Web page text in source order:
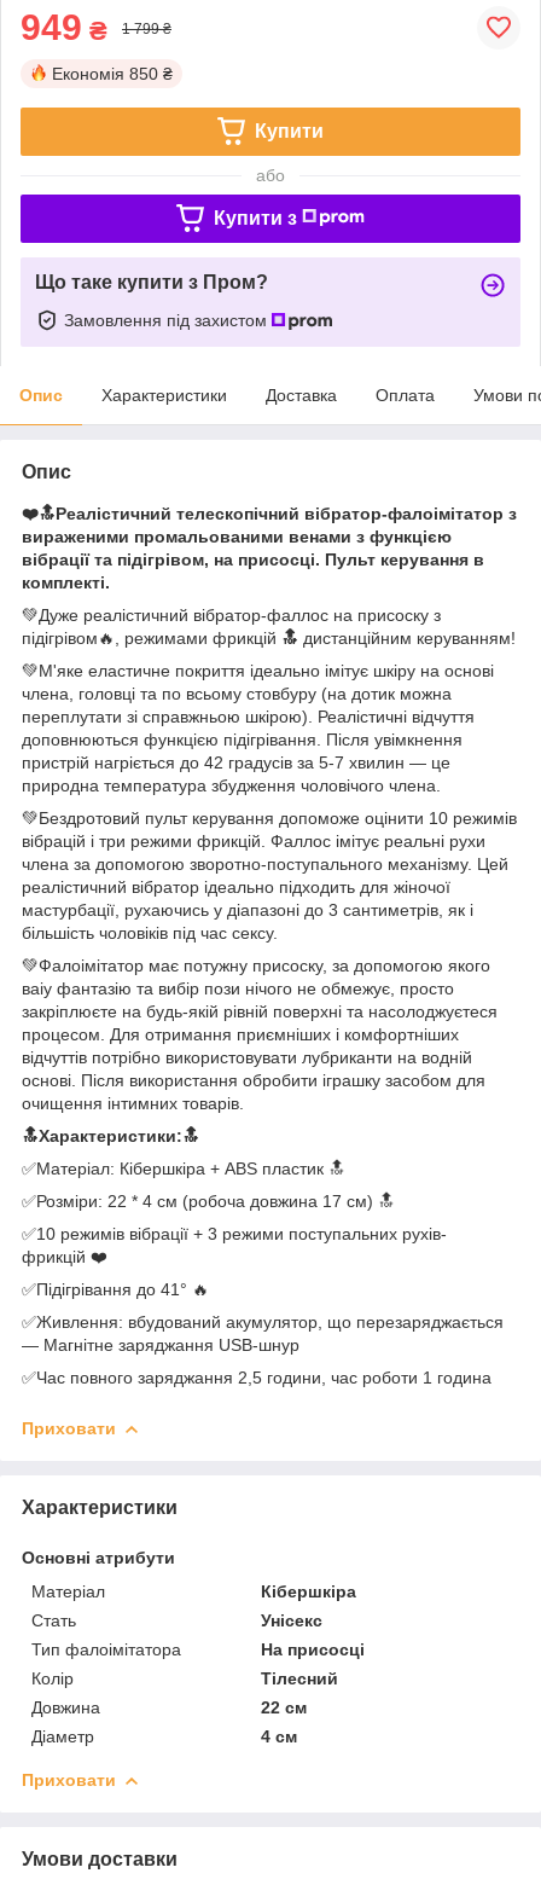
949 ₴ 1 799 ₴
Економія 850 ₴
Купити
або
Купити з
Що таке купити з Пром?
Замовлення під захистом
Опис Характеристики Доставка Оплата Умови
Опис
❤️🔝Реалістичний телескопічний вібратор-фалоімітатор з
вираженими промальованими венами з функцією
вібрації та підігрівом, на присосці. Пульт керування в
комплекті.
💚Дуже реалістичний вібратор-фаллос на присоску з
підігрівом🔥, режимами фрикцій 🔝 дистанційним керуванням!
💚М'яке еластичне покриття ідеально імітує шкіру на основі
члена, головці та по всьому стовбуру (на дотик можна
переплутати зі справжньою шкірою). Реалістичні відчуття
доповнюються функцією підігрівання. Після увімкнення
пристрій нагріється до 42 градусів за 5-7 хвилин — це
природна температура збудження чоловічого члена.
💚Бездротовий пульт керування допоможе оцінити 10 режимів
вібрацій і три режими фрикцій. Фаллос імітує реальні рухи
члена за допомогою зворотно-поступального механізму. Цей
реалістичний вібратор ідеально підходить для жіночої
мастурбації, рухаючись у діапазоні до 3 сантиметрів, як і
більшість чоловіків під час сексу.
💚Фалоімітатор має потужну присоску, за допомогою якого
ваіу фантазію та вибір пози нічого не обмежує, просто
закріплюєте на будь-якій рівній поверхні та насолоджуєтеся
процесом. Для отримання приємніших і комфортніших
відчуттів потрібно використовувати лубриканти на водній
основі. Після використання обробити іграшку засобом для
очищення інтимних товарів.
🔝Характеристики:🔝
✅Матеріал: Кібершкіра + ABS пластик 🔝
✅Розміри: 22 * 4 см (робоча довжина 17 см) 🔝
✅10 режимів вібрації + 3 режими поступальних рухів-
фрикцій ❤️
✅Підігрівання до 41° 🔥
✅Живлення: вбудований акумулятор, що перезаряджається
— Магнітне заряджання USB-шнур
✅Час повного заряджання 2,5 години, час роботи 1 година
Приховати
Характеристики
Основні атрибути
Матеріал
Кібершкіра
Стать
Унісекс
Тип фалоімітатора
На присосці
Колір
Тілесний
Довжина
22 см
Діаметр
4 см
Приховати
Умови доставки